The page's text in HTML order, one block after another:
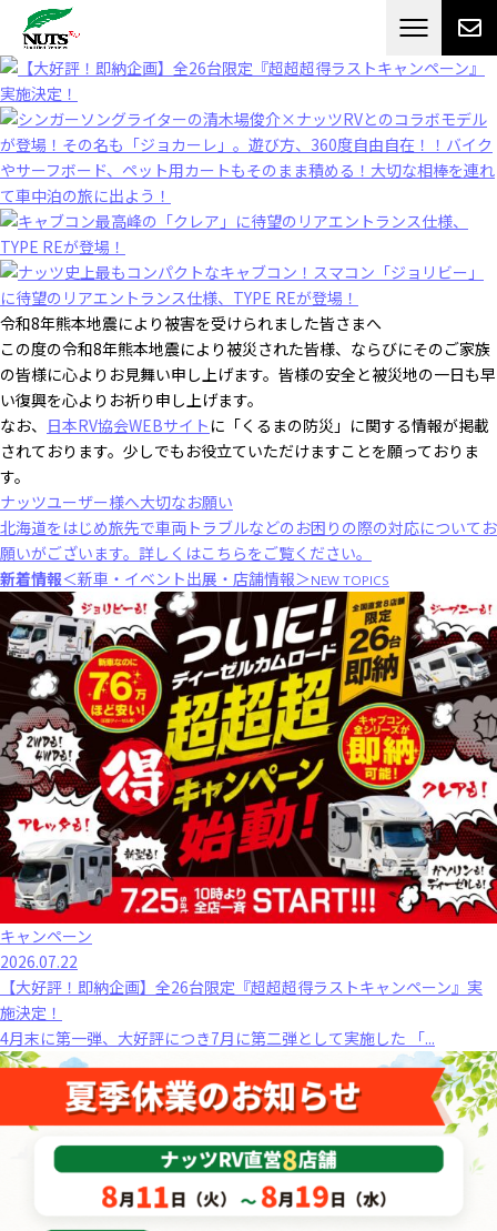
日本最大級のキャンピングカーメーカー
RV[テレビCM放送]
令和8年熊本地震により被害を受けられました皆さまへ
この度の令和8年熊本地震により被災された皆様、ならびにそのご家族
の皆様に心よりお見舞い申し上げます。皆様の安全と被災地の一日も早
い復興を心よりお祈り申し上げます。
なお、 日本RV協会WEBサイト に「くるまの防災」に関する情報が掲載
されております。少しでもお役立ていただけますことを願っておりま
す。
ナッツユーザー様へ大切なお願い
北海道をはじめ旅先で車両トラブルなどのお困りの際の対応についてお
願いがございます。 詳しくはこちらをご覧ください。
新着情報＜新車・イベント出展・店舗情報＞NEW TOPICS
キャンペーン
2026.07.22
【大好評！即納企画】全26台限定『超超超得ラストキャンペーン』実
施決定！
4月末に第一弾、大好評につき7月に第二弾として実施した 「...